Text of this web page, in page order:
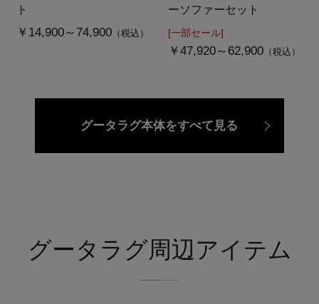
ト
￥14,900～74,900 （税込）
ーソファーセット
[一部セール]
￥47,920～62,900（税込）
グータラグ本体をすべて見る
グータラグ周辺アイテム